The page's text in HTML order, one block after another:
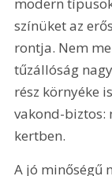
színüket az
rontja. Nem
tűzállóság
rész környéke
vakond-biztos:
kertben.
A jó minőségű